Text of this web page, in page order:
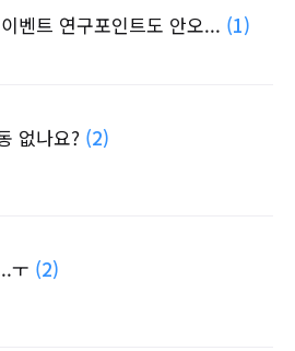
벤트 연구포인트도 안오... (1)
없나요? (2)
ㅜ (2)